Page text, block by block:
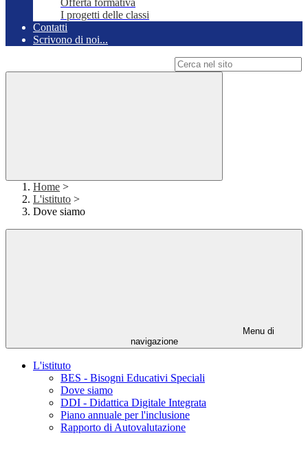
Offerta formativa
I progetti delle classi
Contatti
Scrivono di noi...
Home >
L'istituto >
Dove siamo
Menu di
navigazione
L'istituto
BES - Bisogni Educativi Speciali
Dove siamo
DDI - Didattica Digitale Integrata
Piano annuale per l'inclusione
Rapporto di Autovalutazione